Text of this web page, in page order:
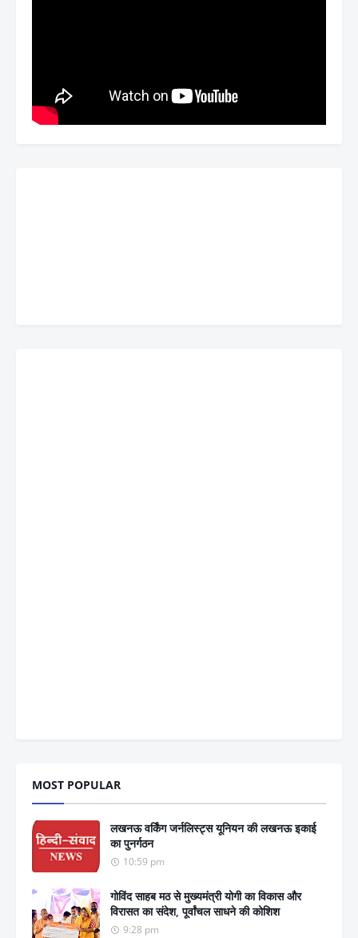
MOST POPULAR
लखनऊ वर्किंग जर्नलिस्ट्स यूनियन की लखनऊ इकाई
का पुनर्गठन
10:59 pm
गोविंद साहब मठ से मुख्यमंत्री योगी का विकास और
विरासत का संदेश, पूर्वांचल साधने की कोशिश
9:28 pm